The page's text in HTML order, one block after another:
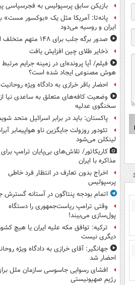
بازیکن سابق پرسپولیس به فجرسپاسی
پانه‌تا: آمریکا مثل یک «بوکسور مست»
ایران و روسیه می‌دود
صدور برگه جلب برای ۱۴۸ متهم متخلف ارزی
ذخایر طلای چین افزایش یافت
فیلم/ آیا پرونده‌ای در زمینه جرایم مرتبط
هوش مصنوعی ایجاد شده است؟
احضار باقر خرازی به دادگاه ویژه روحانیت
وضعیت کافه‌های متعلق به ساعدی نیا
سخنگوی عدلیه
پاکستان: باید در برابر اسرائیل متحد
تئودور روزولت جایگزین ناو هواپیمابر
لینکلن می‌شود
کاریکاتور/ تلاش‌های بی‌پایان ترامپ برای
مذاکره با ایران
اخراج بدون تعارف در انتظار فرد خاطی
پرسپولیس
اتمام بودجه پنتاگون در آستانه
وقتی ترامپ ریاست‌جمهوری را دستگاه
پول‌سازی می‌بیند!
ترکیه: توافق مکه علیه ایران یا هیچ
دیگری نیست
جهانگیر: آقای خرازی به دادگاه ویژه
احضار شد
افشای رسوایی جاسوسی سازمان ملل
رژیم صهیونیستی